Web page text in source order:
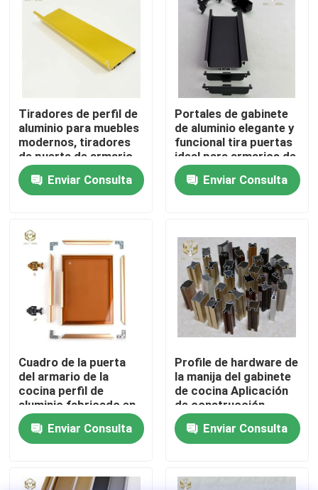
Productos
Sobre nosotros
Control de Calidad
Contacto
Todos los casos
Solicitar una cotización
perfiles de aluminio para las ventanas y las puertas
Tiradores de perfil de
aluminio para muebles
modernos, tiradores
de puerta de armario
de cocina
Enviar Consulta
Portales de gabinete
de aluminio elegante y
funcional tira puertas
ideal para armarios de
cocina cajones y
aplicaciones de
muebles
Enviar Consulta
Cuadro de la puerta
del armario de la
cocina perfil de
aluminio fabricado en
Vietnam
Enviar Consulta
Profile de hardware de
la manija del gabinete
de cocina Aplicación
de construcción
Enviar Consulta